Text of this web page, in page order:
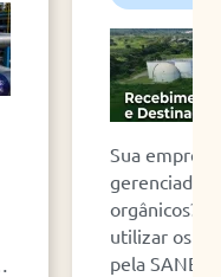
Sua
orgânicos?
utilizar os
pela